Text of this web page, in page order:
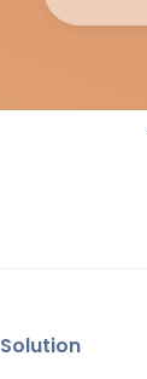
Solution